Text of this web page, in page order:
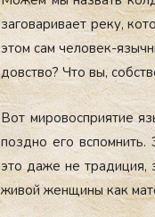
за­гова­рива­ет ре­ку,
этом сам че­ловек-
довс­тво? Что вы,
Вот ми­ровос­при­ятие
поз­дно его вспом­нить.
это да­же не тра­диция,
жи­вой жен­щи­ны как